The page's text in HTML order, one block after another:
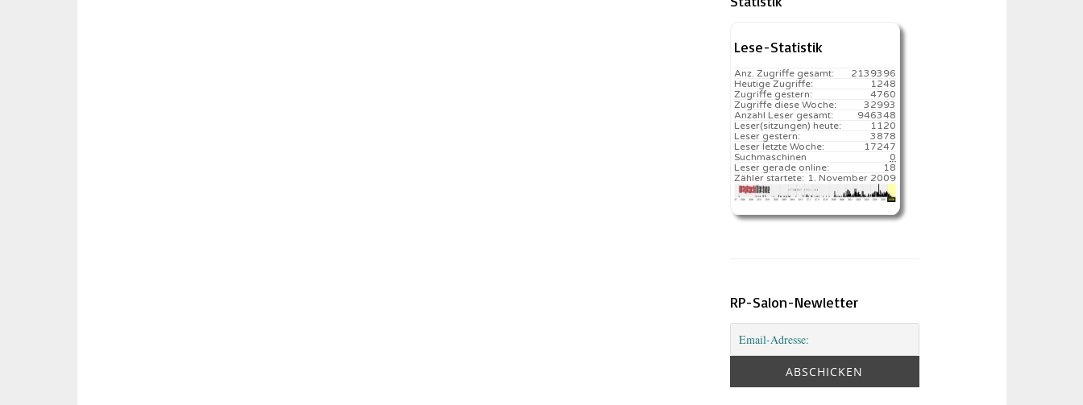
Lese-Statistik
2139396
Anz. Zugriffe gesamt:
1248
Heutige Zugriffe:
4760
Zugriffe gestern:
32993
Zugriffe diese Woche:
946348
Anzahl Leser gesamt:
1120️
Leser(sitzungen) heute:
3878
Leser gestern:
17247️
Leser letzte Woche:
0
Suchmaschinen
18
Leser gerade online:
1. November 2009
Zähler startete:
RP-Salon-Newletter